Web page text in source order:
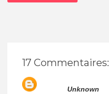
17 Commentaires:
Unknown